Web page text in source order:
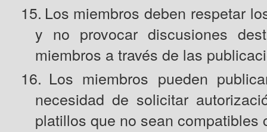
15. Los miembros deben respetar
y no provocar discusiones
miembros a través de las
16. Los miembros pueden
necesidad de solicitar
platillos que no sean compatibles